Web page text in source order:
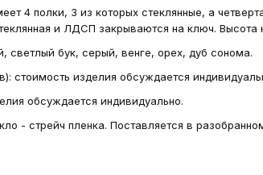
4 полки, 3 из которых стеклянные, а
и ЛДСП закрываются на ключ. Высота
светлый бук, серый, венге, орех, дуб сонома.
стоимость изделия обсуждается
обсуждается индивидуально.
- стрейч пленка. Поставляется в